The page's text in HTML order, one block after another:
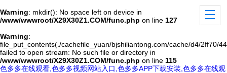
Warning: mkdir(): No space left on device in
/www/wwwroot/X29X30Z1.COM/func.php on line 127
Warning:
file_put_contents(./cachefile_yuan/bjshiliantong.com/cache/d4/2ff70/
failed to open stream: No such file or directory in
/www/wwwroot/X29X30Z1.COM/func.php on line 115
色多多在线观看,色多多视频网站入口,色多多APP下载安装,色多多在线观